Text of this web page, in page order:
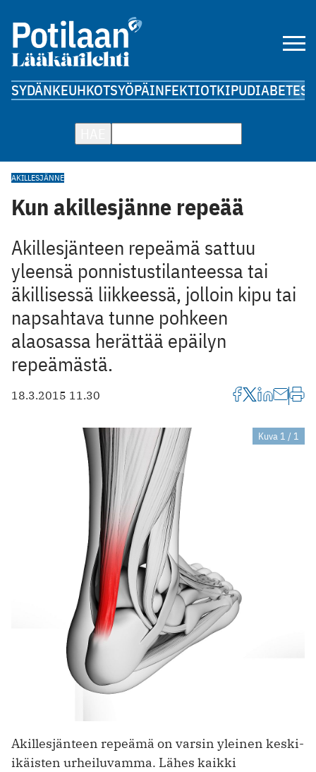
SYDÄNKEUHKOTSYÖPÄINFEKTIOTKIPUDIABETES
AKILLESJÄNNE
Kun akillesjänne repeää
Akillesjänteen repeämä sattuu
yleensä ponnistustilanteessa tai
äkillisessä liikkeessä, jolloin kipu tai
napsahtava tunne pohkeen
alaosassa herättää epäilyn
repeämästä.
18.3.2015 11.30
Kuva 1 / 1
Akillesjänteen repeämä on varsin yleinen keski-
ikäisten urheiluvamma. Lähes kaikki